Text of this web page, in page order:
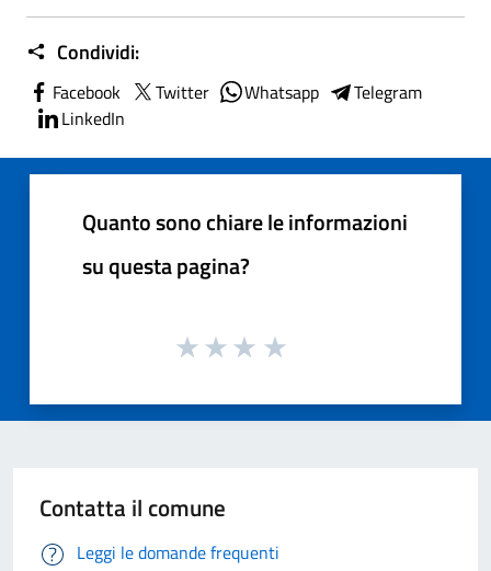
Condividi:
Facebook Twitter Whatsapp
Telegram
LinkedIn
Quanto sono chiare le informazioni
su questa pagina?
Contatta il comune
Leggi le domande frequenti